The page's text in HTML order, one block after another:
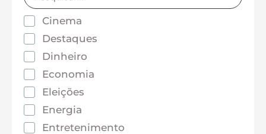
Cinema
Destaques
Dinheiro
Economia
Eleições
Energia
Entretenimento